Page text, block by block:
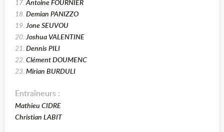
17.Antoine FOURNIER
18. Demian PANIZZO
19.Jone SEUVOU
20.Joshua VALENTINE
21. Dennis PILI
22. Clément DOUMENC
23. Mirian BURDULI
Entraîneurs :
Mathieu CIDRE
Christian LABIT